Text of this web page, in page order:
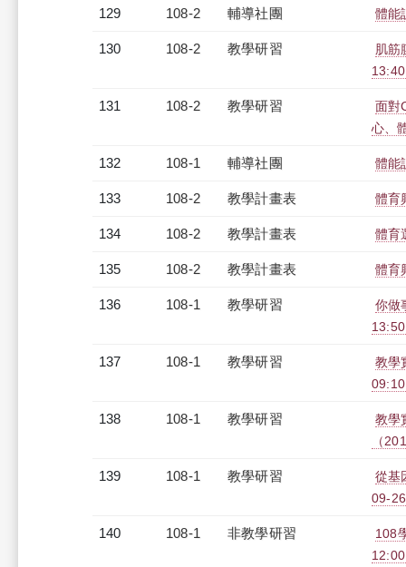
129 108-2 輔導社團 體能
130 108-2 教學研習
肌筋
131 108-2 教學研習
面對
心、
132 108-1 輔導社團 體能
133 108-2 教學計畫表 體育
134 108-2 教學計畫表 體育
135 108-2 教學計畫表 體育
136 108-1 教學研習
你做
137 108-1 教學研習
教學
138 108-1 教學研習
教學
（
139 108-1 教學研習
從基
09-
140 108-1 非教學研習
108